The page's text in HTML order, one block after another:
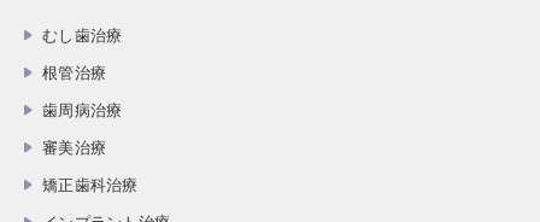
むし歯治療
根管治療
歯周病治療
審美治療
矯正歯科治療